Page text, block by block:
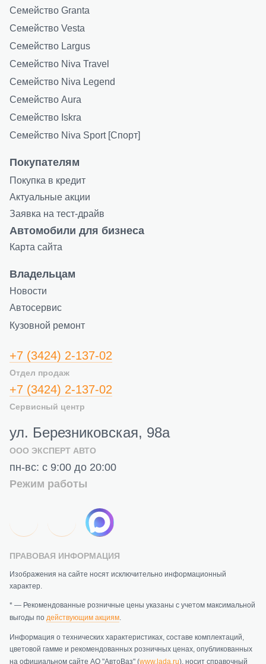
Семейство Granta
Семейство Vesta
Семейство Largus
Семейство Niva Travel
Семейство Niva Legend
Семейство Aura
Семейство Iskra
Семейство Niva Sport [Спорт]
Покупателям
Покупка в кредит
Актуальные акции
Заявка на тест-драйв
Автомобили для бизнеса
Карта сайта
Владельцам
Новости
Автосервис
Кузовной ремонт
+7 (3424) 2-137-02
Отдел продаж
+7 (3424) 2-137-02
Сервисный центр
ул. Березниковская, 98а
ООО ЭКСПЕРТ АВТО
пн-вс: с 9:00 до 20:00
Режим работы
ПРАВОВАЯ ИНФОРМАЦИЯ
Изображения на сайте носят исключительно информационный
характер.
* — Рекомендованные розничные цены указаны с учетом максимальной
выгоды по действующим акциям
Информация о технических характеристиках, составе комплектаций,
цветовой гамме и рекомендованных розничных ценах, опубликованных
на официальном сайте АО "АвтоВаз" (www.lada.ru), носит справочный